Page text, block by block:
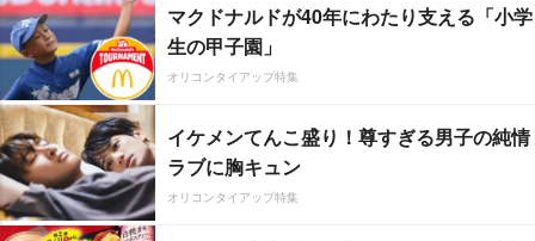
マクドナルドが40年にわたり支える「小学
生の甲子園」
オリコンタイアップ特集
イケメンてんこ盛り！尊すぎる男子の純情
ラブに胸キュン
オリコンタイアップ特集